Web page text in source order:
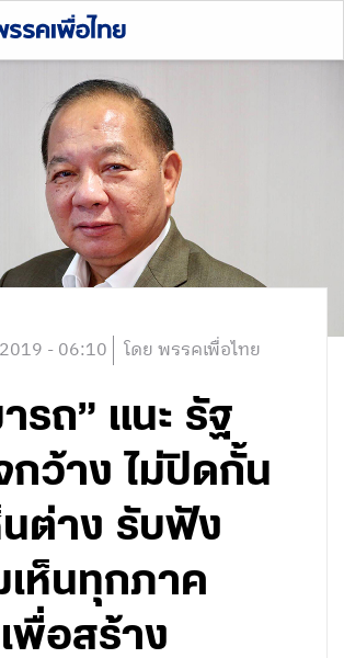
- 06:10 โดย พรรคเพื่อไทย
รถ” แนะ รัฐ
กว้าง ไม่ปิดกั้น
นต่าง รับฟัง
เห็นทุกภาค
พื่อสร้าง